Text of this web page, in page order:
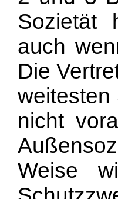
Sozietät
auch
Die
weitesten
nicht
Weise